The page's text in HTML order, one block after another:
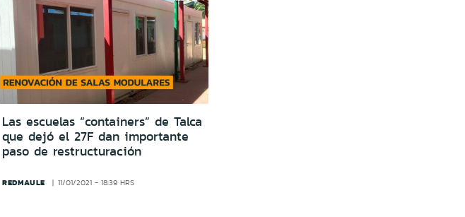
Las escuelas “containers” de Talca
que dejó el 27F dan importante
paso de restructuración
REDMAULE 11/01/2021 - 18:39 HRS